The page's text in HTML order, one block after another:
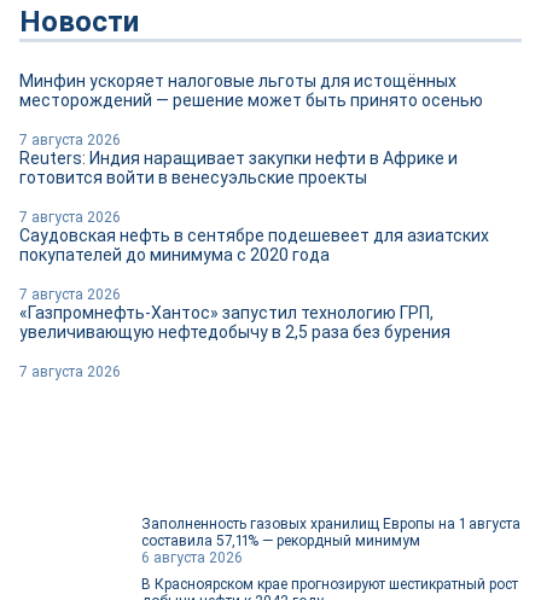
Новости
Минфин ускоряет налоговые льготы для истощённых
месторождений — решение может быть принято осенью
7 августа 2026
Reuters: Индия наращивает закупки нефти в Африке и
готовится войти в венесуэльские проекты
7 августа 2026
Саудовская нефть в сентябре подешевеет для азиатских
покупателей до минимума с 2020 года
7 августа 2026
«Газпромнефть-Хантос» запустил технологию ГРП,
увеличивающую нефтедобычу в 2,5 раза без бурения
7 августа 2026
Заполненность газовых хранилищ Европы на 1 августа
составила 57,11% — рекордный минимум
6 августа 2026
В Красноярском крае прогнозируют шестикратный рост